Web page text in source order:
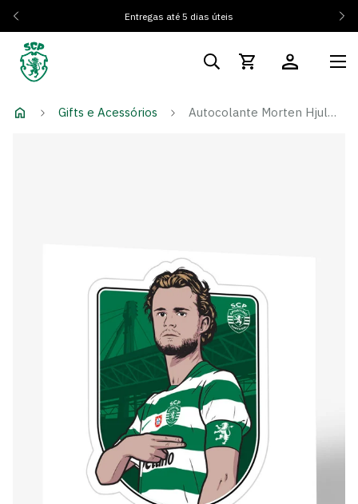
Entregas até 5 dias úteis
Gifts e Acessórios Autocolante Morten Hjulmand 25/26